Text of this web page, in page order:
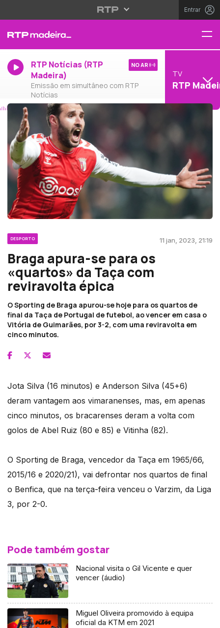
Entrar
RTP Notícias (RTP
Madeira)
Emissão em simultâneo com RTP
Notícias
NO AR
TV
RTP
DESPORTO 11 jan, 2023, 21:19
Braga apura-se para os
«quartos» da Taça com
reviravolta épica
O Sporting de Braga apurou-se hoje para os quartos de
final da Taça de Portugal de futebol, ao vencer em casa o
Vitória de Guimarães, por 3-2, com uma reviravolta em
cinco minutos.
Jota Silva (16 minutos) e Anderson Silva (45+6)
deram vantagem aos vimaranenses, mas, em apenas
cinco minutos, os bracarenses deram a volta com
golos de Abel Ruiz (80 e 85) e Vitinha (82).
O Sporting de Braga, vencedor da Taça em 1965/66,
2015/16 e 2020/21), vai defrontar nos quartos de final
o Benfica, que na terça-feira venceu o Varzim, da Liga
3, por 2-0.
Pode também gostar
Nacional visita o Gil Vicente e quer
vencer (áudio)
Miguel Oliveira promovido à equipa
oficial da KTM em 2021